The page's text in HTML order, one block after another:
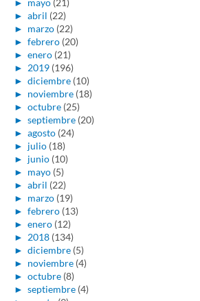
► abril (22)
► marzo (22)
► febrero (20)
► enero (21)
► 2019 (196)
► diciembre (10)
► noviembre (18)
► octubre (25)
► septiembre (20)
► agosto (24)
► julio (18)
► junio (10)
► mayo (5)
► abril (22)
► marzo (19)
► febrero (13)
► enero (12)
► 2018 (134)
► diciembre (5)
► noviembre (4)
► octubre (8)
► septiembre (4)